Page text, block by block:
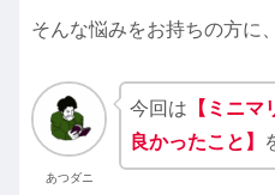
そんな悩みをお持ちの方に
あつダニ
今回は 【ミニ
良かったこと】